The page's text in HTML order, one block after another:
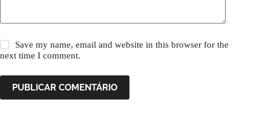
Save my name, email and website in this browser for the
next time I comment.
PUBLICAR COMENTÁRIO